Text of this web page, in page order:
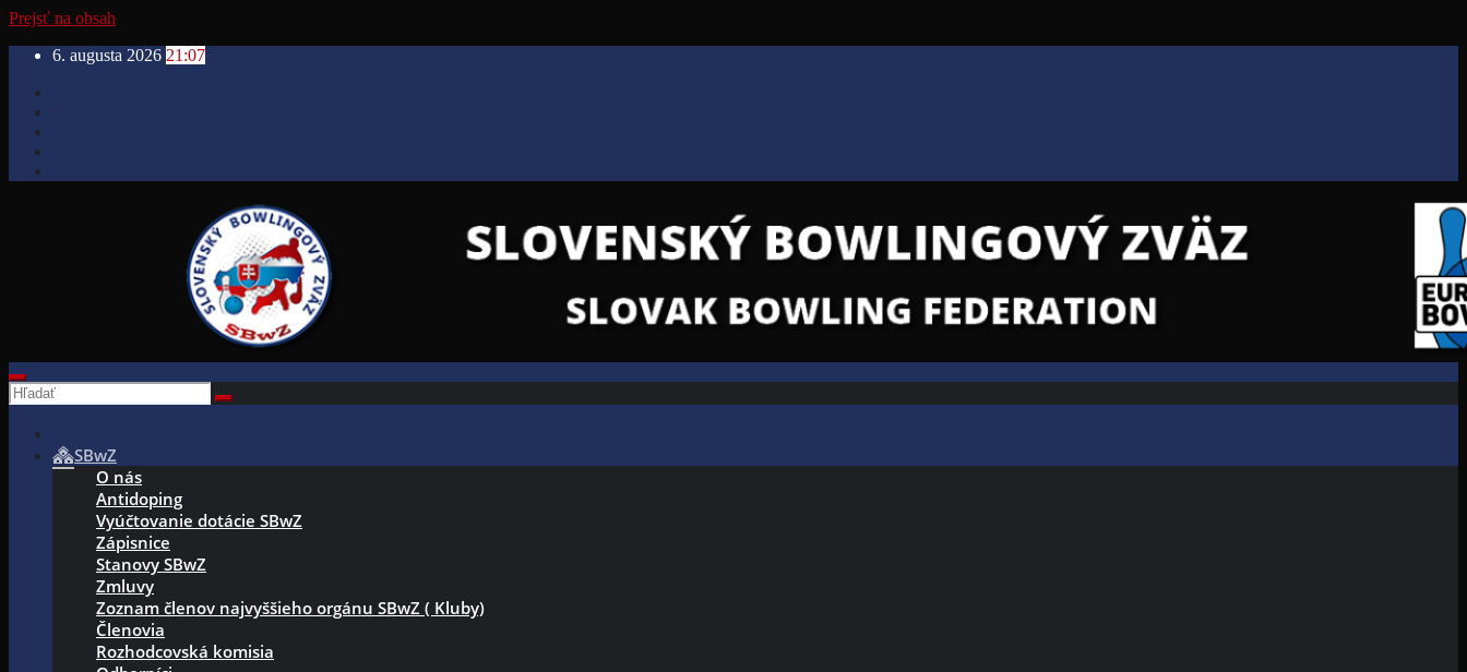
Prejsť na obsah
6. augusta 2026 21:07
SBwZ
O nás
Antidoping
Vyúčtovanie dotácie SBwZ
Zápisnice
Stanovy SBwZ
Zmluvy
Zoznam členov najvyššieho orgánu SBwZ ( Kluby)
Členovia
Rozhodcovská komisia